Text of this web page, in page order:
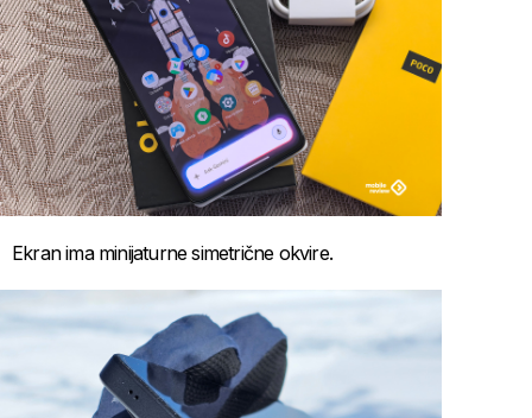
Ekran ima minijaturne simetrične okvire.